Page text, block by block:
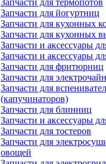
Запчасти для термопотов
Запчасти для йогуртниц
Запчасти для кухонных
Запчасти для кухонных
Запчасти и аксессуары
Запчасти и аксессуары
Запчасти для фритюрниц
Запчасти для
Запчасти для
(капучинаторов)
Запчасти для блинниц
Запчасти и аксессуары
Запчасти для тостеров
Запчасти для
овощей